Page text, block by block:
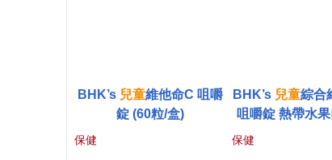
BHK’s 兒童維他命C 咀嚼
錠 (60粒/盒)
保健
BHK’s 兒童綜合
咀嚼錠 熱帶水
保健